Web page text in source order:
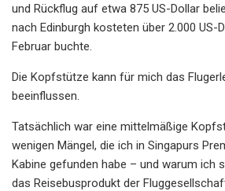
und Rückflug auf etwa 875 US-Dollar
nach Edinburgh kosteten über 2.000 US-
Februar buchte.
Die Kopfstütze kann für mich das
beeinflussen.
Tatsächlich war eine mittelmäßige
wenigen Mängel, die ich in Singapurs
Kabine gefunden habe – und warum ich
das Reisebusprodukt der